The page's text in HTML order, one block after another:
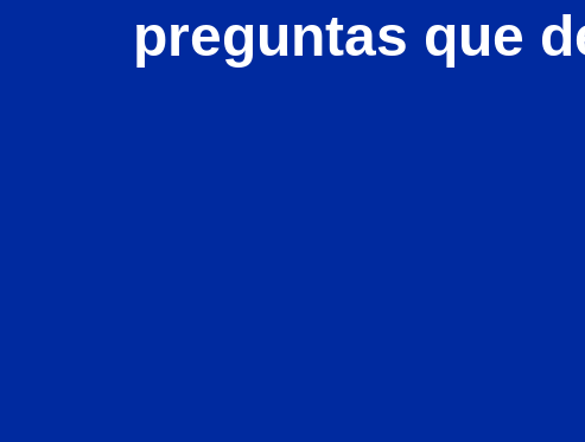
preguntas que